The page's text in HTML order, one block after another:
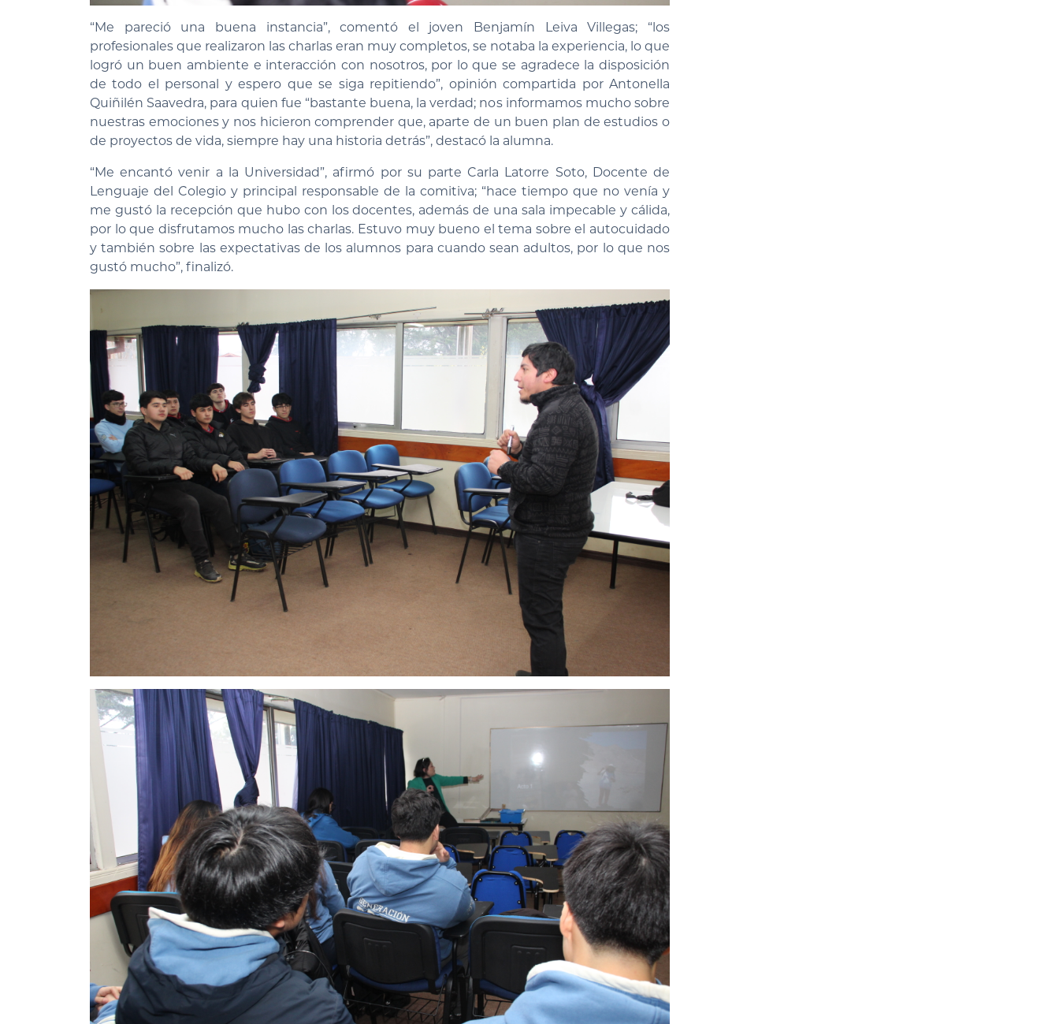
“Me pareció una buena instancia”, comentó el joven Benjamín Leiva Villegas; “los
profesionales que realizaron las charlas eran muy completos, se notaba la experiencia, lo que
logró un buen ambiente e interacción con nosotros, por lo que se agradece la disposición
de todo el personal y espero que se siga repitiendo”, opinión compartida por Antonella
Quiñilén Saavedra, para quien fue “bastante buena, la verdad; nos informamos mucho sobre
nuestras emociones y nos hicieron comprender que, aparte de un buen plan de estudios o
de proyectos de vida, siempre hay una historia detrás”, destacó la alumna.
“Me encantó venir a la Universidad”, afirmó por su parte Carla Latorre Soto, Docente de
Lenguaje del Colegio y principal responsable de la comitiva; “hace tiempo que no venía y
me gustó la recepción que hubo con los docentes, además de una sala impecable y cálida,
por lo que disfrutamos mucho las charlas. Estuvo muy bueno el tema sobre el autocuidado
y también sobre las expectativas de los alumnos para cuando sean adultos, por lo que nos
gustó mucho”, finalizó.